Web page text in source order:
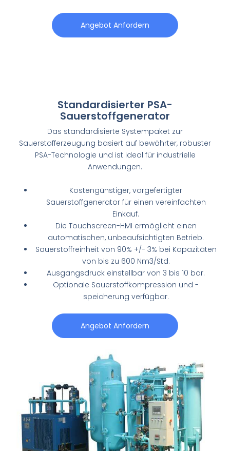
Angebot Anfordern
Standardisierter PSA-
Sauerstoffgenerator
Das standardisierte Systempaket zur
Sauerstofferzeugung basiert auf bewährter, robuster
PSA-Technologie und ist ideal für industrielle
Anwendungen.
Kostengünstiger, vorgefertigter
Sauerstoffgenerator für einen vereinfachten
Einkauf.
Die Touchscreen-HMI ermöglicht einen
automatischen, unbeaufsichtigten Betrieb.
Sauerstoffreinheit von 90% +/- 3% bei Kapazitäten
von bis zu 600 Nm3/Std.
Ausgangsdruck einstellbar von 3 bis 10 bar.
Optionale Sauerstoffkompression und -
speicherung verfügbar.
Angebot Anfordern